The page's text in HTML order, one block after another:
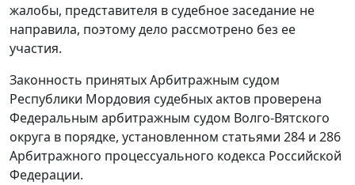
жалобы, представителя в судебное заседание не
направила, поэтому дело рассмотрено без ее
участия.
Законность принятых Арбитражным судом
Республики Мордовия судебных актов проверена
Федеральным арбитражным судом Волго-Вятского
округа в порядке, установленном статьями 284 и 286
Арбитражного процессуального кодекса Российской
Федерации.